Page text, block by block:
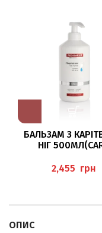
БАЛЬЗАМ З
НІГ
грн
ОПИС